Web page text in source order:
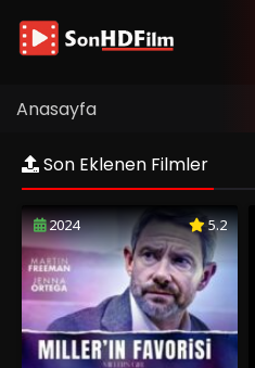
Anasayfa
Son Eklenen Filmler
2024 5.2